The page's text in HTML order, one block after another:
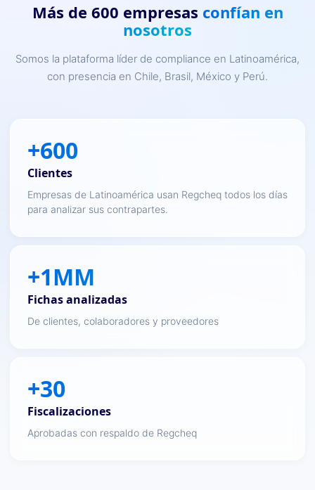
Más de 600 empresas confían en
nosotros
Somos la plataforma líder de compliance en Latinoamérica,
con presencia en Chile, Brasil, México y Perú.
+600
Clientes
Empresas de Latinoamérica usan Regcheq todos los días
para analizar sus contrapartes.
+1MM
Fichas analizadas
De clientes, colaboradores y proveedores
+30
Fiscalizaciones
Aprobadas con respaldo de Regcheq